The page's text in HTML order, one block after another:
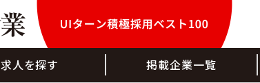
求人を探す 掲載企業一覧